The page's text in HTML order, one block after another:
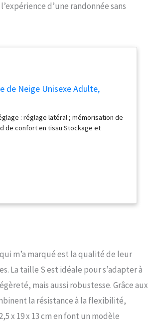
d’une randonnée sans
de Neige Unisexe Adulte,
: réglage latéral ; mémorisation de
de confort en tissu Stockage et
m’a marqué est la qualité de leur
La taille S est idéale pour s’adapter à
mais aussi robustesse. Grâce aux
la résistance à la flexibilité,
x 19 x 13 cm en font un modèle